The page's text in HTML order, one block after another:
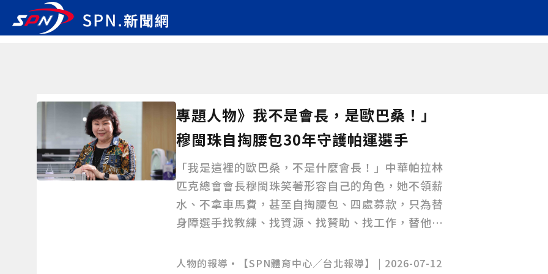
專題人物》我不是會長，是歐巴桑！」
穆閩珠自掏腰包30年守護帕運選手
「我是這裡的歐巴桑，不是什麼會長！」中華帕拉林
匹克總會會長穆閩珠笑著形容自己的角色，她不領薪
水、不拿車馬費，甚至自掏腰包、四處募款，只為替
身障選手找教練、找資源、找贊助、找工作，替他們
台，為台灣爭光。
人物的報導•【SPN體育中心／台北報導】 | 2026-07-12